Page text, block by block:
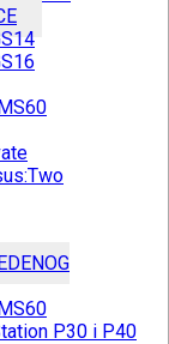
P30 i P40